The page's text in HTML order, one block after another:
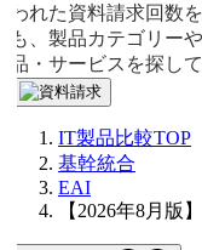
れた資料請求回数を
、製品カテゴリーや
・サービスを探して
IT製品比較TOP
基幹統合
EAI
【2026年8月版】